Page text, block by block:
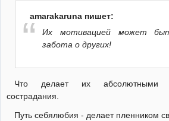
amarakaruna пишет:
Их мотивацией может
забота о других!
Что делает их абсолютными
сострадания.
Путь себялюбия - делает пленником